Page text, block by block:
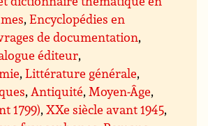
,Encyclopédies en
de documentation,
éditeur,
,Littérature générale,
, Antiquité, Moyen-Âge,
1799),XXe siècle avant 1945,